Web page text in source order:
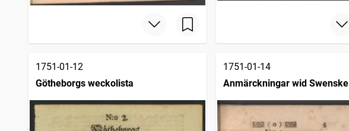
1751-01-12
Götheborgs weckolista
1751-01-14
Anmärckningar wid Swenske
posttidningarne